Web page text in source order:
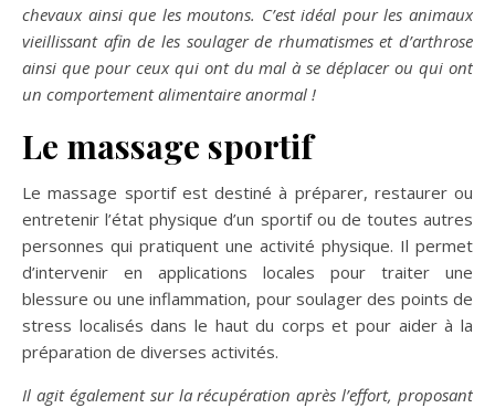
chevaux ainsi que les moutons. C’est idéal pour les animaux
vieillissant afin de les soulager de rhumatismes et d’arthrose
ainsi que pour ceux qui ont du mal à se déplacer ou qui ont
un comportement alimentaire anormal !
Le massage sportif
Le massage sportif est destiné à préparer, restaurer ou
entretenir l’état physique d’un sportif ou de toutes autres
personnes qui pratiquent une activité physique. Il permet
d’intervenir en applications locales pour traiter une
blessure ou une inflammation, pour soulager des points de
stress localisés dans le haut du corps et pour aider à la
préparation de diverses activités.
Il agit également sur la récupération après l’effort, proposant